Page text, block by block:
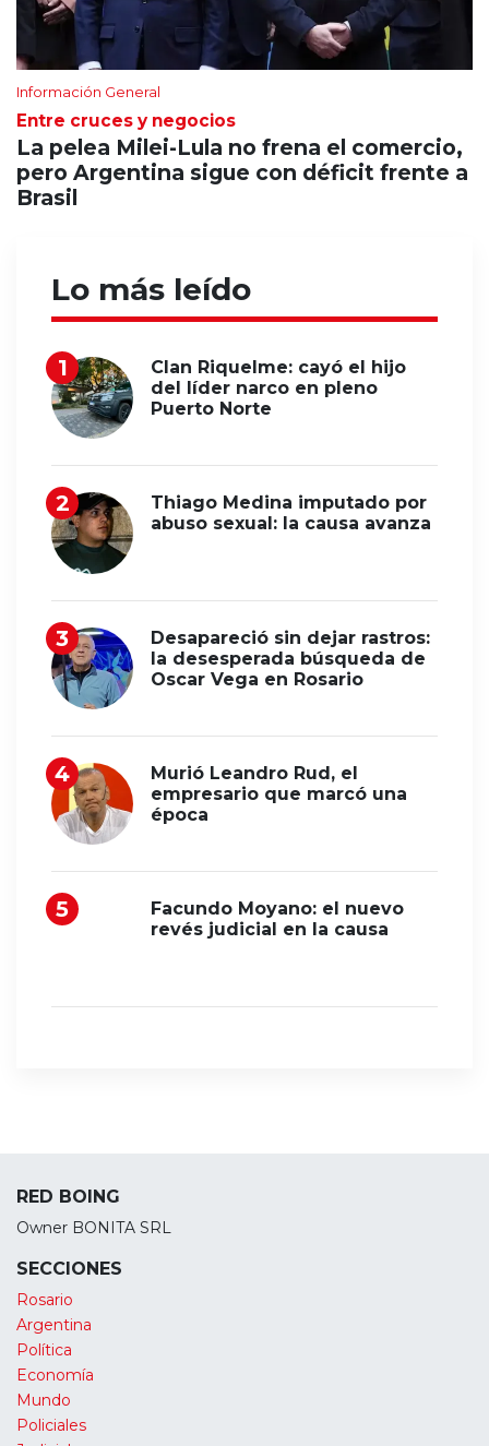
Información General
Entre cruces y negocios
La pelea Milei-Lula no frena el comercio,
pero Argentina sigue con déficit frente a
Brasil
Lo más leído
Clan Riquelme: cayó el hijo
del líder narco en pleno
Puerto Norte
Thiago Medina imputado por
abuso sexual: la causa avanza
Desapareció sin dejar rastros:
la desesperada búsqueda de
Oscar Vega en Rosario
Murió Leandro Rud, el
empresario que marcó una
época
Facundo Moyano: el nuevo
revés judicial en la causa
RED BOING
Owner BONITA SRL
SECCIONES
Rosario
Argentina
Política
Economía
Mundo
Policiales